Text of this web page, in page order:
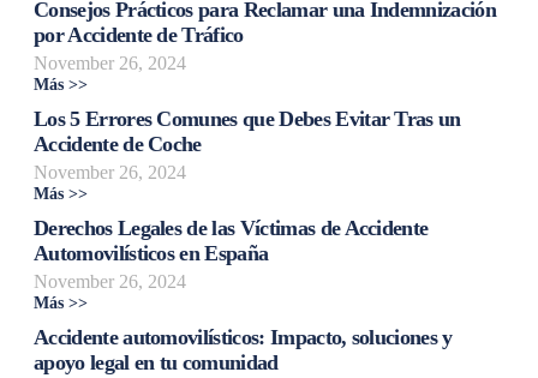
Consejos Prácticos para Reclamar una Indemnización
por Accidente de Tráfico
November 26, 2024
Más >>
Los 5 Errores Comunes que Debes Evitar Tras un
Accidente de Coche
November 26, 2024
Más >>
Derechos Legales de las Víctimas de Accidente
Automovilísticos en España
November 26, 2024
Más >>
Accidente automovilísticos: Impacto, soluciones y
apoyo legal en tu comunidad